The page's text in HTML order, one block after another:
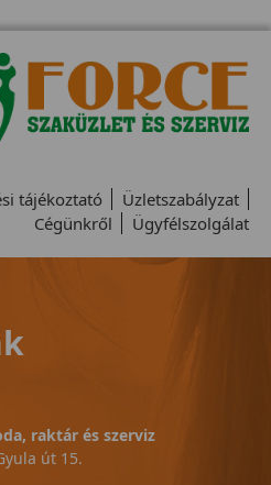
tájékoztató
Üzletszabályzat
Cégünkről
Ügyfélszolgálat
raktár és szerviz
út 15.